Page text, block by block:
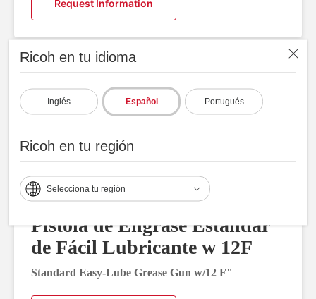
Ricoh en tu idioma
Inglés Español Portugués
Ricoh en tu región
Selecciona tu región
Request Information
Pistola de Engrase Estandar
de Fácil Lubricante w 12F
Standard Easy-Lube Grease Gun w/12 F"